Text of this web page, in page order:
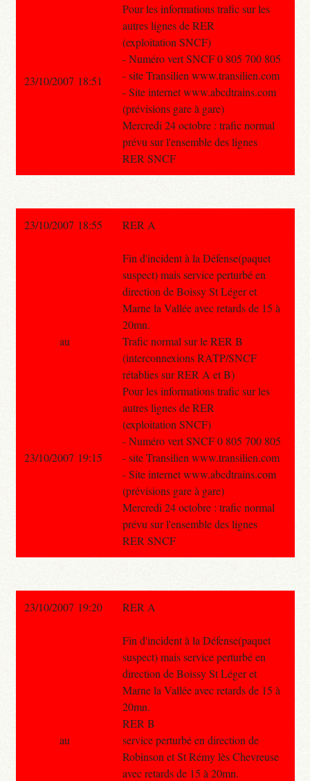
Pour les informations trafic sur les
autres lignes de RER
(exploitation SNCF)
- Numéro vert SNCF 0 805 700 805
- site Transilien www.transilien.com
- Site internet www.abcdtrains.com
(prévisions gare à gare)
Mercredi 24 octobre : trafic normal
prévu sur l'ensemble des lignes
RER SNCF
23/10/2007 18:51
23/10/2007 18:55 RER A
Fin d'incident à la Défense(paquet
suspect) mais service perturbé en
direction de Boissy St Léger et
Marne la Vallée avec retards de 15 à
20mn.
Trafic normal sur le RER B
(interconnexions RATP/SNCF
rétablies sur RER A et B)
Pour les informations trafic sur les
autres lignes de RER
(exploitation SNCF)
- Numéro vert SNCF 0 805 700 805
- site Transilien www.transilien.com
- Site internet www.abcdtrains.com
(prévisions gare à gare)
Mercredi 24 octobre : trafic normal
prévu sur l'ensemble des lignes
RER SNCF
au
23/10/2007 19:15
23/10/2007 19:20 RER A
Fin d'incident à la Défense(paquet
suspect) mais service perturbé en
direction de Boissy St Léger et
Marne la Vallée avec retards de 15 à
20mn.
RER B
service perturbé en direction de
Robinson et St Rémy lès Chevreuse
avec retards de 15 à 20mn.
au